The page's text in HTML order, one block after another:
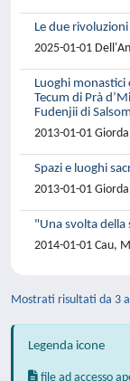
Le due
2025-01-01
Luoghi monastici
Tecum di Prà
Fudenjii di
2013-01-01
Spazi e luoghi
2013-01-01
"Una svolta della
2014-01-01 Cau,
Mostrati risultati da 3
Legenda icone
file ad accesso